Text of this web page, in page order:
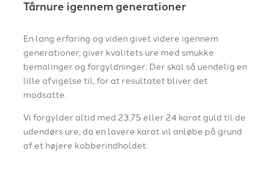
Tårnure igennem generationer
En lang erfaring og viden givet videre igennem
generationer, giver kvalitets ure med smukke
bemalinger og forgyldninger. Der skal så uendelig en
lille afvigelse til, for at resultatet bliver det
modsatte.
Vi forgylder altid med 23,75 eller 24 karat guld til de
udendørs ure, da en lavere karat vil anløbe på grund
af et højere kobberindholdet.